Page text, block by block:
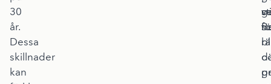
30
år.
Dessa
skillnader
kan